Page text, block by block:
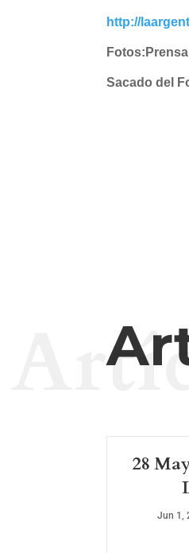
http://
Fotos:
Sacado del
28
Jun 1,